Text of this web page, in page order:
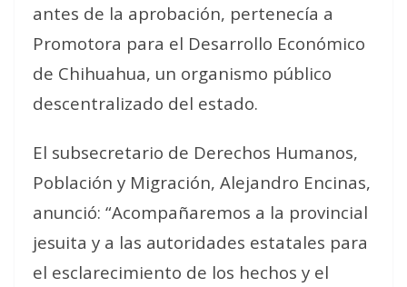
antes de la aprobación, pertenecía a
Promotora para el Desarrollo Económico
de Chihuahua, un organismo público
descentralizado del estado.
El subsecretario de Derechos Humanos,
Población y Migración, Alejandro Encinas,
anunció: “Acompañaremos a la provincial
jesuita y a las autoridades estatales para
el esclarecimiento de los hechos y el